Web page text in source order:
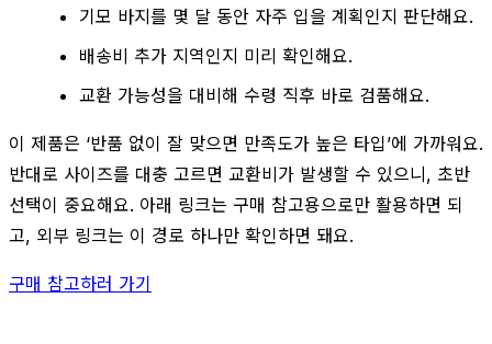
기모 바지를 몇 달 동안 자주 입을 계획인지 판단해요.
배송비 추가 지역인지 미리 확인해요.
교환 가능성을 대비해 수령 직후 바로 검품해요.
이 제품은 ‘반품 없이 잘 맞으면 만족도가 높은 타입’에 가까워요.
반대로 사이즈를 대충 고르면 교환비가 발생할 수 있으니, 초반
선택이 중요해요. 아래 링크는 구매 참고용으로만 활용하면 되
고, 외부 링크는 이 경로 하나만 확인하면 돼요.
구매 참고하러 가기